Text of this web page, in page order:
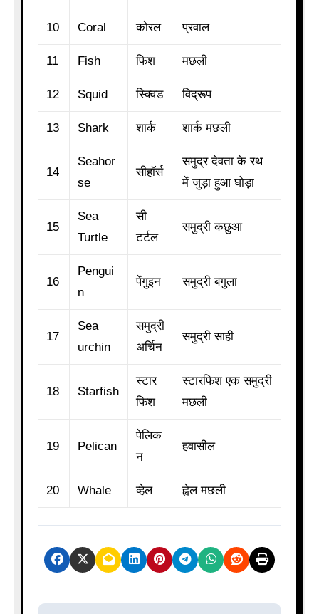
10 Coral कोरल प्रवाल
11 Fish फिश मछली
12 Squid स्क्विड विद्रूप
13 Shark शार्क शार्क मछली
14
Seahor
se
सीहॉर्स
समुद्र देवता के रथ
में जुड़ा हुआ घोड़ा
15
Sea
Turtle
सी
टर्टल
समुद्री कछुआ
16
Pengui
n
पेंगुइन समुद्री बगुला
17
Sea
urchin
समुद्री
अर्चिन
समुद्री साही
18 Starfish
स्टार
फिश
स्टारफिश एक समुद्री
मछली
19 Pelican
पेलिक
न
हवासील
20 Whale व्हेल ह्वेल मछली